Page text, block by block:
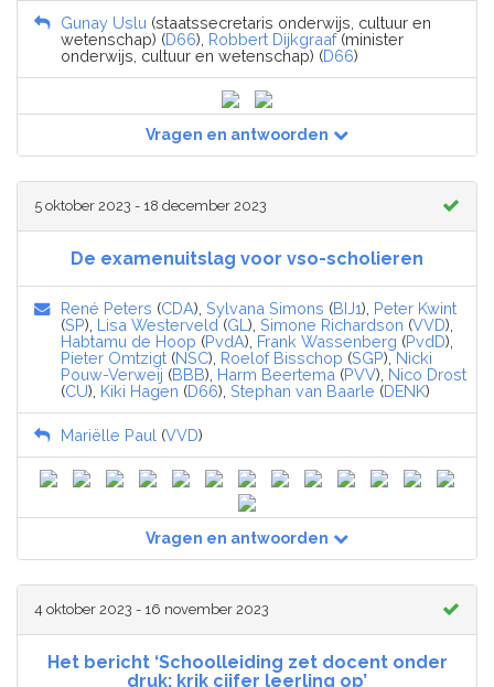
Gunay Uslu (staatssecretaris onderwijs, cultuur en
wetenschap) (D66), Robbert Dijkgraaf(minister
onderwijs, cultuur en wetenschap) (D66)
Vragen en antwoorden
5 oktober 2023 - 18 december 2023
De examenuitslag voor vso-scholieren
René Peters (CDA), Sylvana Simons (BIJ1), Peter Kwint
(SP), Lisa Westerveld (GL ), Simone Richardson (VVD),
Habtamu de Hoop (PvdA), Frank Wassenberg (PvdD),
Pieter Omtzigt (NSC), Roelof Bisschop (SGP), Nicki
Pouw-Verweij (BBB), Harm Beertema (PVV), Nico Drost
(CU), Kiki Hagen (D66), Stephan van Baarle (DENK)
Mariëlle Paul (VVD)
Vragen en antwoorden
4 oktober 2023 - 16 november 2023
Het bericht ‘Schoolleiding zet docent onder
druk: krik cijfer leerling op’